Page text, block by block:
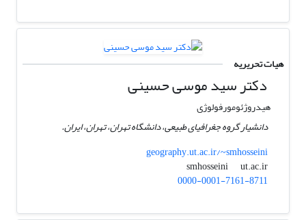
هیات تحریریه
دکتر سید موسی حسینی
هیدروژئومورفولوژی
دانشیار گروه جغرافیای طبیعی، دانشگاه تهران، تهران، ایران.
geography.ut.ac.ir/~smhosseini
smhosseini
ut.ac.ir
0000-0001-7161-8711